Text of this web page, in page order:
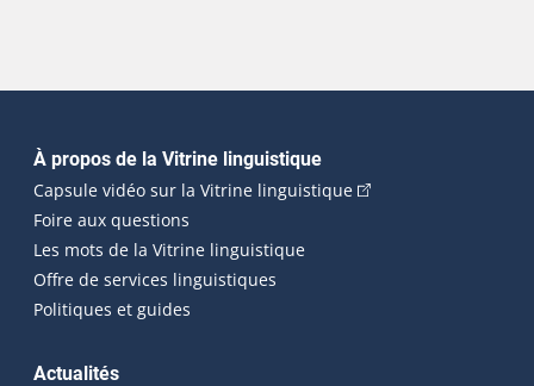
Navigation principale
À propos de la Vitrine linguistique
Capsule vidéo sur la Vitrine linguistique(Cet hyperlien
Foire aux questions
Les mots de la Vitrine linguistique
Offre de services linguistiques
Politiques et guides
Actualités